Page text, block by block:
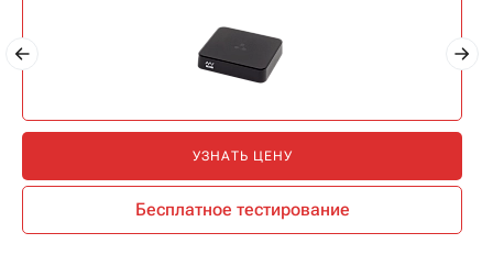
УЗНАТЬ ЦЕНУ
Бесплатное тестирование